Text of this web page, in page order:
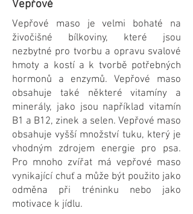
Vepřové
Vepřové maso je velmi bohaté na
živočišné bílkoviny, které jsou
nezbytné pro tvorbu a opravu svalové
hmoty a kostí a k tvorbě potřebných
hormonů a enzymů. Vepřové maso
obsahuje také některé vitamíny a
minerály, jako jsou například vitamín
B1 a B12, zinek a selen. Vepřové maso
obsahuje vyšší množství tuku, který je
vhodným zdrojem energie pro psa.
Pro mnoho zvířat má vepřové maso
vynikající chuť a může být použito jako
odměna při tréninku nebo jako
motivace k jídlu.